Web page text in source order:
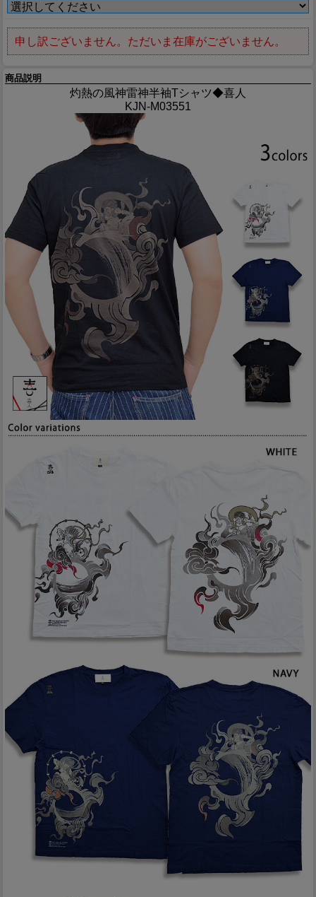
申し訳ございません。ただいま在庫がございません。
商品説明
灼熱の風神雷神半袖Tシャツ◆喜人
KJN-M03551